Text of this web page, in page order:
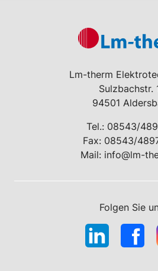
Lm-therm
Sulzbachstr.
94501
Tel.: 08543/
Fax: 08543/
Mail: info@lm-
Folgen Sie